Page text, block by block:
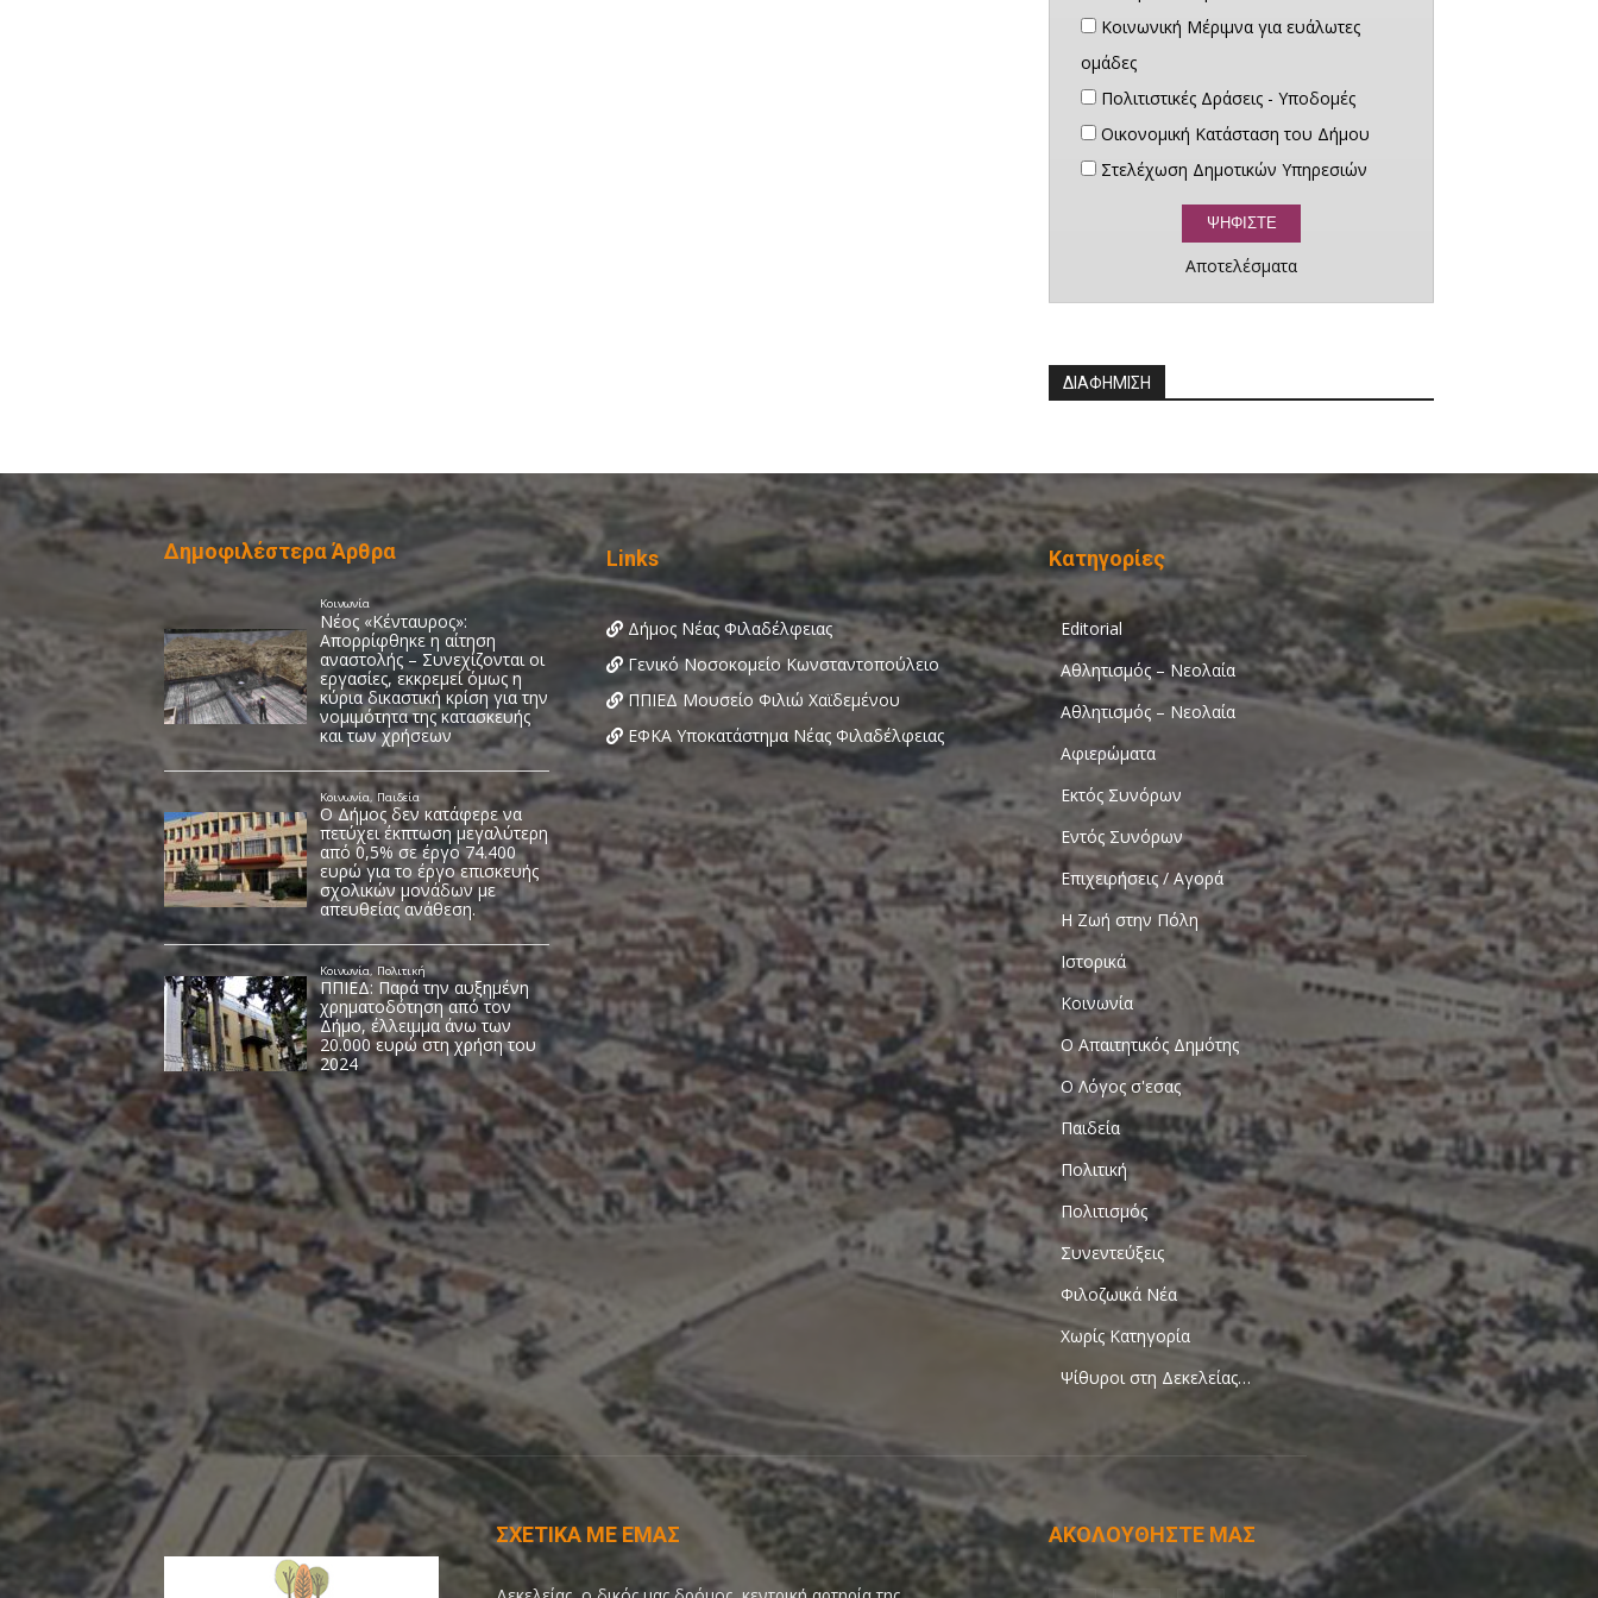
Κοινωνική Μέριμνα για ευάλωτες
ομάδες
Πολιτιστικές Δράσεις - Υποδομές
Οικονομική Κατάσταση του Δήμου
Στελέχωση Δημοτικών Υπηρεσιών
Αποτελέσματα
ΔΙΑΦΗΜΙΣΗ
Δημοφιλέστερα Άρθρα Links
Δήμος Νέας Φιλαδέλφειας
Γενικό Νοσοκομείο Κωνσταντοπούλειο
ΠΠΙΕΔ Μουσείο Φιλιώ Χαϊδεμένου
ΕΦΚΑ Υποκατάστημα Νέας Φιλαδέλφειας
Κατηγορίες
Editorial
Αθλητισμός – Νεολαία
Αθλητισμός – Νεολαία
Αφιερώματα
Εκτός Συνόρων
Εντός Συνόρων
Επιχειρήσεις / Αγορά
Η Ζωή στην Πόλη
Ιστορικά
Κοινωνία
Ο Απαιτητικός Δημότης
Ο Λόγος σ'εσας
Παιδεία
Πολιτική
Πολιτισμός
Συνεντεύξεις
Φιλοζωικά Νέα
Χωρίς Κατηγορία
Ψίθυροι στη Δεκελείας…
ΣΧΕΤΙΚΑ ΜΕ ΕΜΑΣ ΑΚΟΛΟΥΘΗΣΤΕ ΜΑΣ